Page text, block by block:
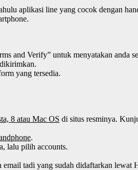
aplikasi line yang cocok dengan
and Verify” untuk menyatakan anda
yang tersedia.
8 atau Mac OS di situs resminya.
.
lalu pilih accounts.
email tadi yang sudah didaftarkan lewat